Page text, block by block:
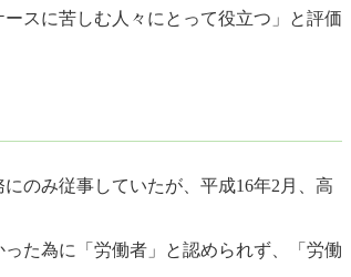
スに苦しむ人々にとって役立つ」と評価
のみ従事していたが、平成16年2月、高
た為に「労働者」と認められず、「労働